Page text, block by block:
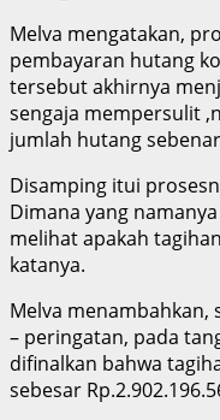
Melva mengatakan,
pembayaran hutang
tersebut akhirnya
sengaja mempersulit
jumlah hutang
Disamping itui
Dimana yang
melihat apakah
katanya.
Melva
– peringatan, pada
difinalkan bahwa
sebesar